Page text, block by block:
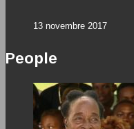
13 novembre 2017
People